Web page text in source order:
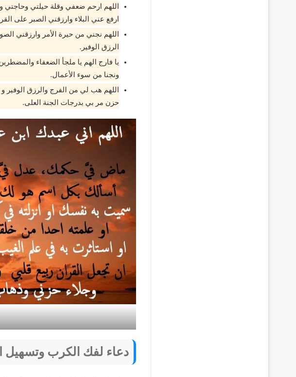
اللهم ارحم ضعفي وقلة حيلتي وحاجتي
ارفع عني البلاء وارزقني الصبر على
اللهم نجني من حيرة الأمر وارزقني
الرزق الوفير.
يا فارج الهم يا ملجأ الضعفاء
ونجنا من سوء الأعمال.
اللهم هب لي من الفرج والرزق
حزن مر بي بدرجات الجنة العلى.
دعاء لفك الكرب وتسهيل